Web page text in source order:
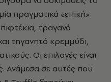
πραγματικά «επική»
τραγανό
τηγανητό κρεμμύδι,
Οι επιλογές είναι
Ανάμεσα σε αυτές που